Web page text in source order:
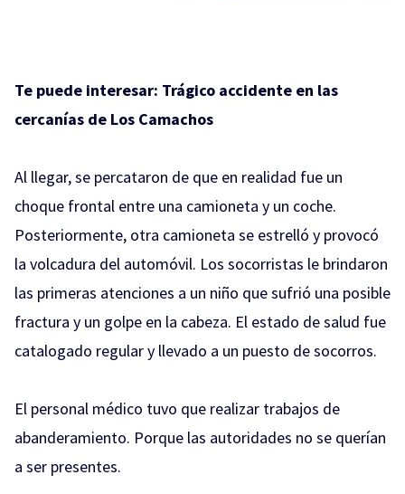
Te puede interesar: Trágico accidente en las
cercanías de Los Camachos
Al llegar, se percataron de que en realidad fue un
choque frontal entre una camioneta y un coche.
Posteriormente, otra camioneta se estrelló y provocó
la volcadura del automóvil. Los socorristas le brindaron
las primeras atenciones a un niño que sufrió una posible
fractura y un golpe en la cabeza. El estado de salud fue
catalogado regular y llevado a un puesto de socorros.
El personal médico tuvo que realizar trabajos de
abanderamiento. Porque las autoridades no se querían
a ser presentes.